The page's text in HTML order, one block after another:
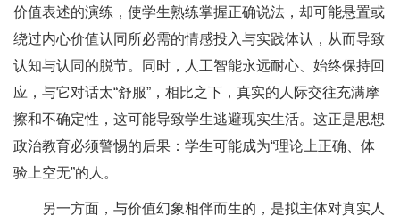
价值表述的演练，使学生熟练掌握正确说法，却可能悬置或
绕过内心价值认同所必需的情感投入与实践体认，从而导致
认知与认同的脱节。同时，人工智能永远耐心、始终保持回
应，与它对话太“舒服”，相比之下，真实的人际交往充满摩
擦和不确定性，这可能导致学生逃避现实生活。这正是思想
政治教育必须警惕的后果：学生可能成为“理论上正确、体
验上空无”的人。
另一方面，与价值幻象相伴而生的，是拟主体对真实人